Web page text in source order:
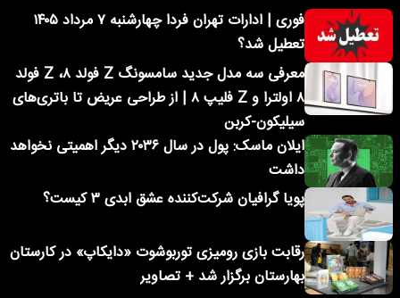
فوری | ادارات تهران فردا چهارشنبه ۷ مرداد ۱۴۰۵
تعطیل شد؟
معرفی سه مدل جدید سامسونگ Z فولد ۸، Z فولد
۸ اولترا و Z فلیپ ۸ | از طراحی عریض تا باتری‌های
سیلیکون-کربن
ایلان ماسک: پول در سال ۲۰۳۶ دیگر اهمیتی نخواهد
داشت
پویا گرافیان شرکت‌کننده عشق ابدی ۳ کیست؟
رقابت بازی رومیزی توربوشوت «دایکاپ» در کارستان
بهارستان برگزار شد + تصاویر